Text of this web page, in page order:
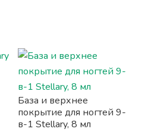
База и верхнее
покрытие для ногтей 9-
в-1 Stellary, 8 мл